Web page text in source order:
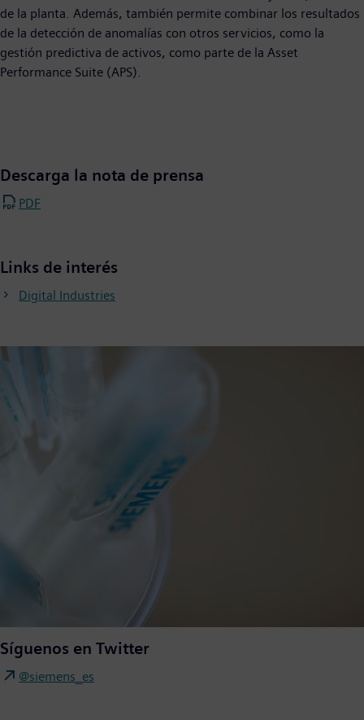
de la planta. Además, también permite combinar los resultados
de la detección de anomalías con otros servicios, como la
gestión predictiva de activos, como parte de la Asset
Performance Suite (APS).
Descarga la nota de prensa
PDF
Links de interés
Digital Industries
Síguenos en Twitter
@siemens_es